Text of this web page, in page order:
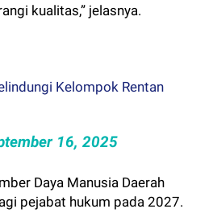
kualitas,” jelasnya.
Kelompok Rentan
16, 2025
Daya Manusia Daerah
pejabat hukum pada 2027.